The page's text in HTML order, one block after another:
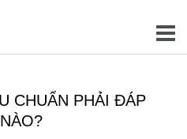
CHUẨN PHẢI ĐÁP